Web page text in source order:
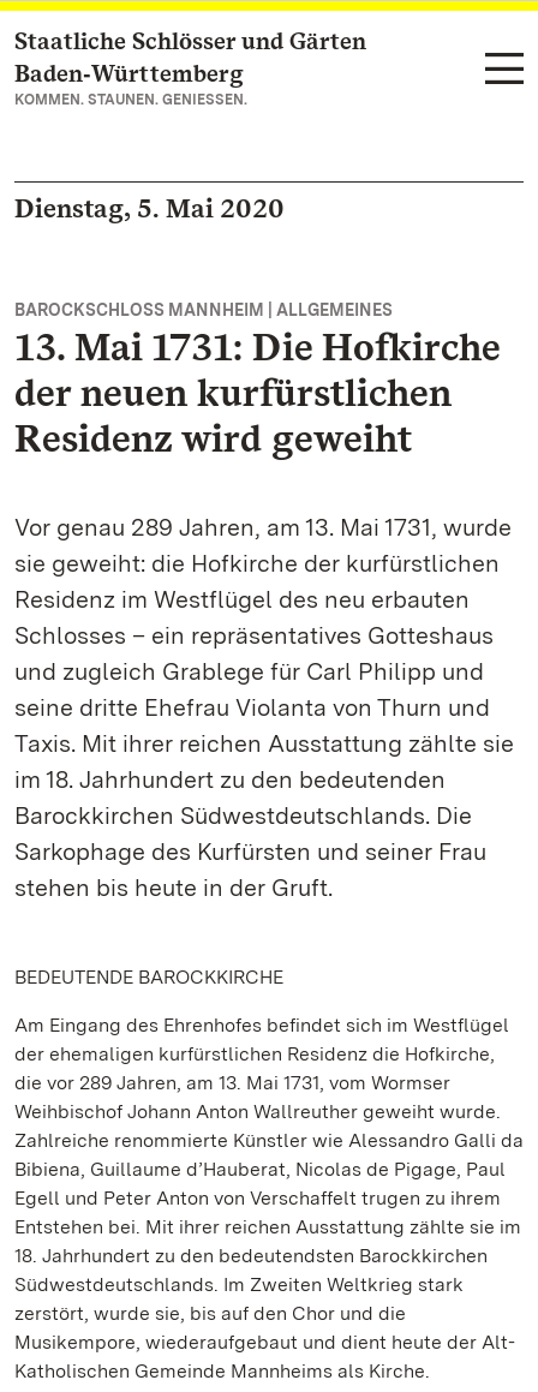
Zum Hauptinhalt springen
Staatliche Schlösser und Gärten
Baden‑Württemberg
KOMMEN. STAUNEN. GENIESSEN.
Dienstag, 5. Mai 2020
BAROCKSCHLOSS MANNHEIM | ALLGEMEINES
13. Mai 1731: Die Hofkirche
der neuen kurfürstlichen
Residenz wird geweiht
Vor genau 289 Jahren, am 13. Mai 1731, wurde
sie geweiht: die Hofkirche der kurfürstlichen
Residenz im Westflügel des neu erbauten
Schlosses – ein repräsentatives Gotteshaus
und zugleich Grablege für Carl Philipp und
seine dritte Ehefrau Violanta von Thurn und
Taxis. Mit ihrer reichen Ausstattung zählte sie
im 18. Jahrhundert zu den bedeutenden
Barockkirchen Südwestdeutschlands. Die
Sarkophage des Kurfürsten und seiner Frau
stehen bis heute in der Gruft.
BEDEUTENDE BAROCKKIRCHE
Am Eingang des Ehrenhofes befindet sich im Westflügel
der ehemaligen kurfürstlichen Residenz die Hofkirche,
die vor 289 Jahren, am 13. Mai 1731, vom Wormser
Weihbischof Johann Anton Wallreuther geweiht wurde.
Zahlreiche renommierte Künstler wie Alessandro Galli da
Bibiena, Guillaume d’Hauberat, Nicolas de Pigage, Paul
Egell und Peter Anton von Verschaffelt trugen zu ihrem
Entstehen bei. Mit ihrer reichen Ausstattung zählte sie im
18. Jahrhundert zu den bedeutendsten Barockkirchen
Südwestdeutschlands. Im Zweiten Weltkrieg stark
zerstört, wurde sie, bis auf den Chor und die
Musikempore, wiederaufgebaut und dient heute der Alt-
Katholischen Gemeinde Mannheims als Kirche.